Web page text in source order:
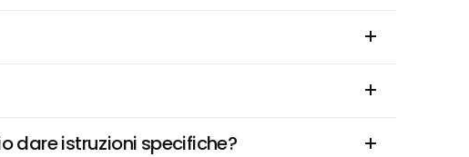
dare istruzioni specifiche?